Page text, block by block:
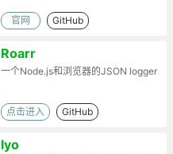
官网 GitHub
Roarr
一个Node.js和浏览器的JSON logger
点击进入 GitHub
lyo